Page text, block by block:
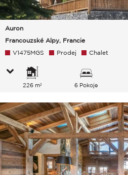
Auron
Francouzské Alpy, Francie
V1475MGS Prodej Chalet
226 m² 6 Pokoje